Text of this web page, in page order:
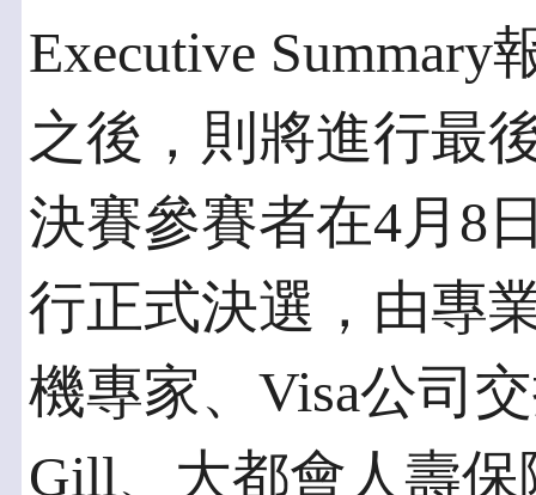
Executive
之後，則將進行最
決賽參賽者在4月8
行正式決選，由專
機專家、Visa公司
Gill、大都會人壽